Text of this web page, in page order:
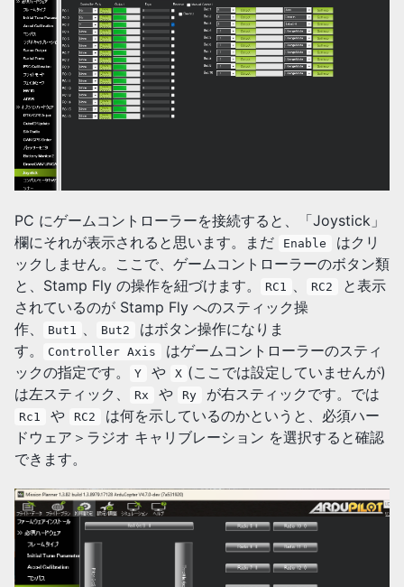
PC にゲームコントローラーを接続すると、「Joystick」
欄にそれが表示されると思います。まだ
Enable
はクリ
ックしません。ここで、ゲームコントローラーのボタン類
と、Stamp Fly の操作を紐づけます。
RC1 、 RC2
と表示
されているのが Stamp Fly へのスティック操
作、
But1 、 But2
はボタン操作になりま
す。
Controller Axis
はゲームコントローラーのスティ
ックの指定です。
Y や X (ここでは設定していませんが)
は左スティック、
Rx や Ry が右スティックです。では
Rc1 や RC2
は何を示しているのかというと、必須ハー
ドウェア＞ラジオ キャリブレーション を選択すると確認
できます。